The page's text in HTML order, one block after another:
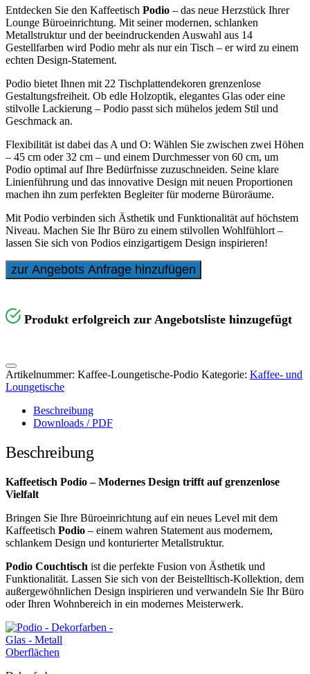
Entdecken Sie den Kaffeetisch Podio – das neue Herzstück Ihrer
Lounge Büroeinrichtung. Mit seiner modernen, schlanken
Metallstruktur und der beeindruckenden Auswahl aus 14
Gestellfarben wird Podio mehr als nur ein Tisch – er wird zu einem
echten Design-Statement.
Podio bietet Ihnen mit 22 Tischplattendekoren grenzenlose
Gestaltungsfreiheit. Ob edle Holzoptik, elegantes Glas oder eine
stilvolle Lackierung – Podio passt sich mühelos jedem Stil und
Geschmack an.
Flexibilität ist dabei das A und O: Wählen Sie zwischen zwei Höhen
– 45 cm oder 32 cm – und einem Durchmesser von 60 cm, um
Podio optimal auf Ihre Bedürfnisse zuzuschneiden. Seine klare
Linienführung und das innovative Design mit neuen Proportionen
machen ihn zum perfekten Begleiter für moderne Büroräume.
Mit Podio verbinden sich Ästhetik und Funktionalität auf höchstem
Niveau. Machen Sie Ihr Büro zu einem stilvollen Wohlfühlort –
lassen Sie sich von Podios einzigartigem Design inspirieren!
zur Angebots Anfrage hinzufügen
Produkt erfolgreich zur Angebotsliste hinzugefügt
Artikelnummer: Kaffee-Loungetische-Podio Kategorie: Kaffee- und
Loungetische
Beschreibung
Downloads / PDF
Beschreibung
Kaffeetisch Podio – Modernes Design trifft auf grenzenlose
Vielfalt
Bringen Sie Ihre Büroeinrichtung auf ein neues Level mit dem
Kaffeetisch Podio – einem wahren Statement aus modernem,
schlankem Design und konturierter Metallstruktur.
Podio Couchtisch ist die perfekte Fusion von Ästhetik und
Funktionalität. Lassen Sie sich von der Beistelltisch-Kollektion, dem
außergewöhnlichen Design inspirieren und verwandeln Sie Ihr Büro
oder Ihren Wohnbereich in ein modernes Meisterwerk.